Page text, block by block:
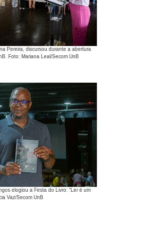
Pereira, discursou durante a abertura
Foto: Mariana Leal/Secom UnB
elogiou a Festa do Livro: “Ler é um
Vaz/Secom UnB